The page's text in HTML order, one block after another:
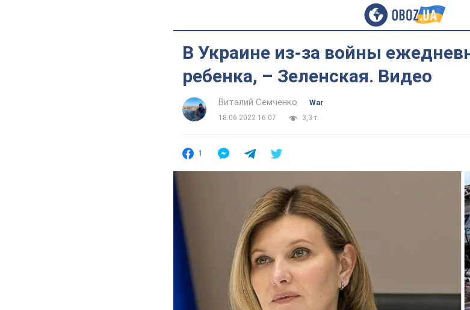
В Украине из-за войны
ребенка, – Зеленская. Видео
Виталий Семченко
War
18.06.2022 16:07
3,3 т.
1